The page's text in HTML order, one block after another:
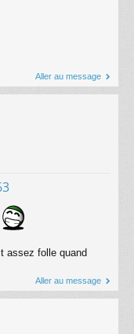
Aller au message
assez folle quand
Aller au message